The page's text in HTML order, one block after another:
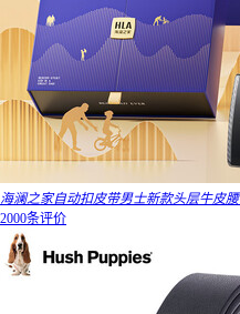
海澜之家自动扣皮带男士新款头层牛皮
2000条评价